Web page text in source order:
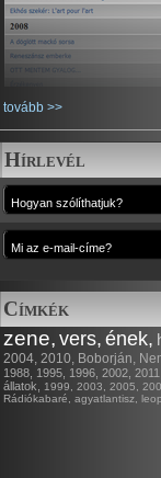
tovább >>
Hírlevél
Címkék
zene, vers, ének,
2004, 2010, Boborján,
1988, 1995, 1996, 2002, 2011,
állatok,
1999, 2003, 2005,
Rádiókabaré,
agyatlantisz,